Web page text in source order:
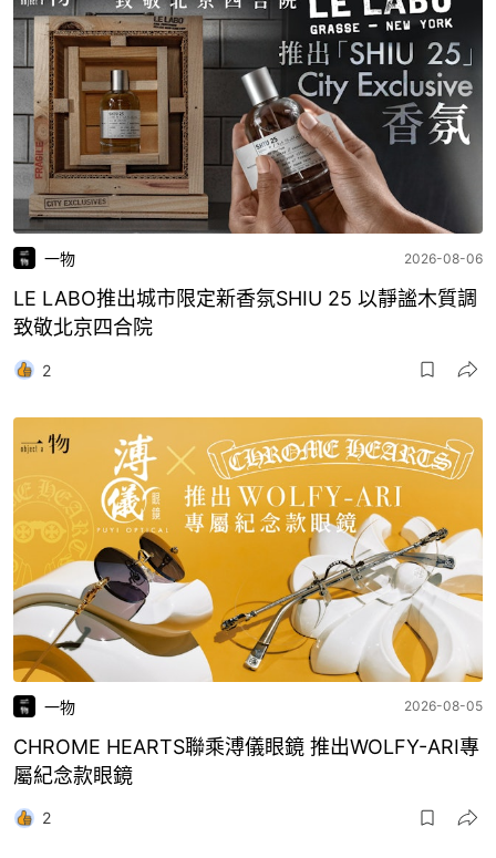
一物 2026-08-06
LE LABO推出城市限定新香氛SHIU 25 以靜謐木質調
致敬北京四合院
2
一物 2026-08-05
CHROME HEARTS聯乘溥儀眼鏡 推出WOLFY-ARI專
屬紀念款眼鏡
2